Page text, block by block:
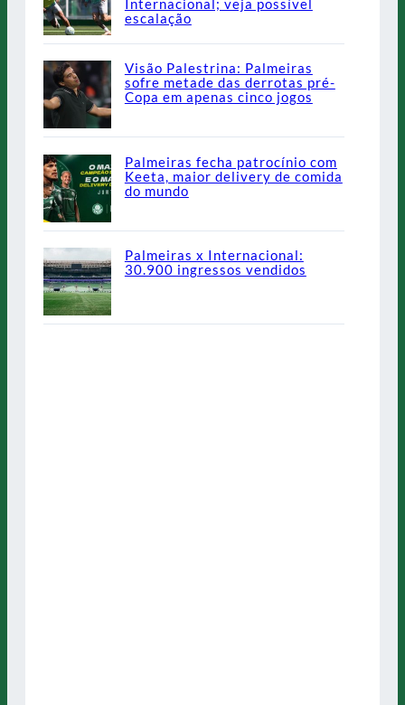
Internacional; veja possível
escalação
Visão Palestrina: Palmeiras
sofre metade das derrotas pré-
Copa em apenas cinco jogos
Palmeiras fecha patrocínio com
Keeta, maior delivery de comida
do mundo
Palmeiras x Internacional:
30.900 ingressos vendidos